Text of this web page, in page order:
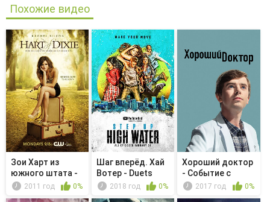
Похожие видео
Зои Харт из
южного штата -
Встреча вы...
2011 год 0%
Шаг вперёд. Хай
Вотер - Duets
2018 год 0%
Хороший доктор
- Событие с
массовыми ...
2017 год 0%